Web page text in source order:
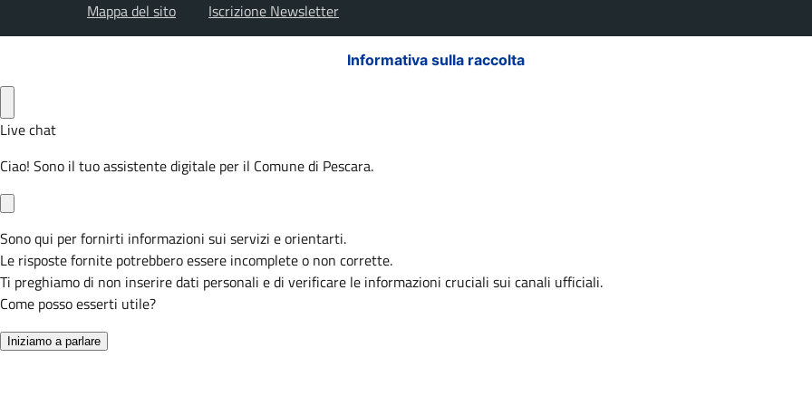
Mappa del sito Iscrizione Newsletter
Informativa sulla raccolta